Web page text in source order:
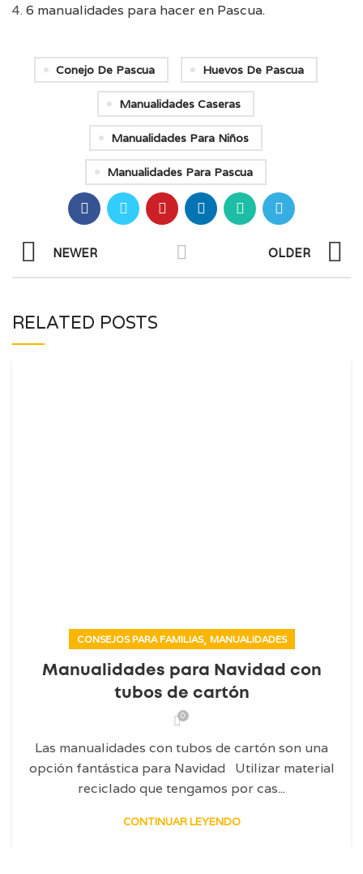
6 manualidades para hacer en Pascua.
Conejo De Pascua Huevos De Pascua
Manualidades Caseras
Manualidades Para Niños
Manualidades Para Pascua
NEWER OLDER
RELATED POSTS
CONSEJOS PARA FAMILIAS, MANUALIDADES
Manualidades para Navidad con
tubos de cartón
0
Las manualidades con tubos de cartón son una
opción fantástica para Navidad Utilizar material
reciclado que tengamos por cas...
CONTINUAR LEYENDO